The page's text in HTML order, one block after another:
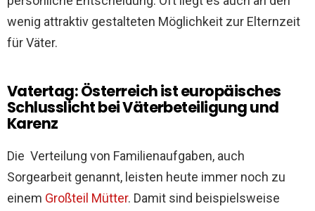
wenig attraktiv gestalteten Möglichkeit zur Elternzeit
für Väter.
Vatertag: Österreich ist europäisches
Schlusslicht bei Väterbeteiligung und
Karenz
Die Verteilung von Familienaufgaben, auch
Sorgearbeit genannt, leisten heute immer noch zu
einem Großteil Mütter. Damit sind beispielsweise